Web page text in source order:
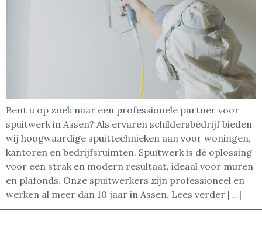
Bent u op zoek naar een professionele partner voor
spuitwerk in Assen? Als ervaren schildersbedrijf bieden
wij hoogwaardige spuittechnieken aan voor woningen,
kantoren en bedrijfsruimten. Spuitwerk is dé oplossing
voor een strak en modern resultaat, ideaal voor muren
en plafonds. Onze spuitwerkers zijn professioneel en
werken al meer dan 10 jaar in Assen. Lees verder […]